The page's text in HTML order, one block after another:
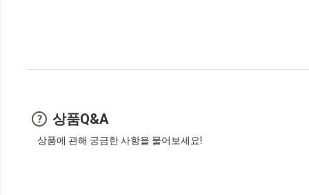
상품Q&A
상품에 관해 궁금한 사항을 물어보세요!